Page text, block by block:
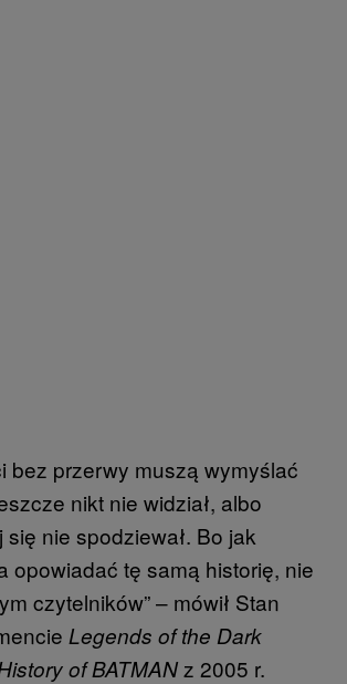
bez przerwy muszą wymyślać
nikt nie widział, albo
nie spodziewał. Bo jak
opowiadać tę samą historię, nie
czytelników” – mówił Stan
Legends of the Dark
of BATMANz 2005 r.